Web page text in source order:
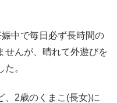
中で毎日必ず長時間の
せんが、晴れて外遊びを
。
、2歳のくまこ(長女)に